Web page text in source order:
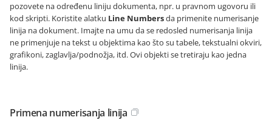
pozovete na određenu liniju dokumenta, npr. u pravnom ugovoru ili
kod skripti. Koristite alatku Line Numbersda primenite numerisanje
linija na dokument. Imajte na umu da se redosled numerisanja linija
ne primenjuje na tekst u objektima kao što su tabele, tekstualni okviri,
grafikoni, zaglavlja/podnožja, itd. Ovi objekti se tretiraju kao jedna
linija.
Primena numerisanja linija